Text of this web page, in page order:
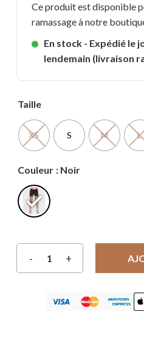
Ce produit est disponible
ramassage à notre
En stock - Expédié le
lendemain (livraison
Taille
XS S M L
Couleur : Noir